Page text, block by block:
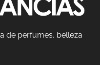
de perfumes, belleza